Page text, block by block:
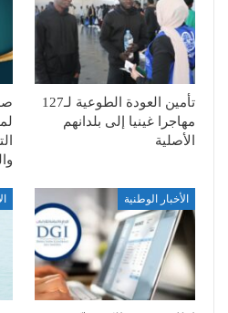
تأمين العودة الطوعية لـ127
مهاجرا غينيا إلى بلدانهم
الأصلية
الأخبار الوطنية